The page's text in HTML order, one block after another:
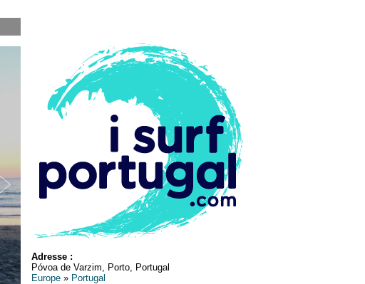
Adresse :
Póvoa de Varzim, Porto, Portugal
Europe » Portugal